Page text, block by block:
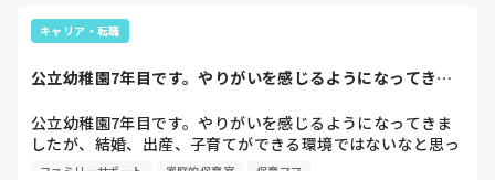
キャリア・転職
公立幼稚園7年目です。やりがいを感じるようになってきま
公立幼稚園7年目です。やりがいを感じるようになってきま
したが、結婚、出産、子育てができる環境ではないなと思っ
ています。周りの友達も結婚し、子育てをしています。土
ファミリーサポート 家庭的保育室 保育ママ